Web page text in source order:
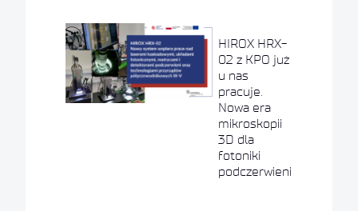
HIROX HRX-
02 z KPO już
u nas
pracuje.
Nowa era
mikroskopii
3D dla
fotoniki
podczerwieni